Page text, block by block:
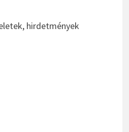
hirdetmények